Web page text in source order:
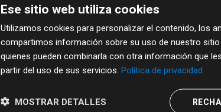
Ese sitio web utiliza cookies
Utilizamos cookies para personalizar el contenido, los
compartimos información sobre su uso de nuestro
quienes pueden combinarla con otra información que
partir del uso de sus servicios. Política de privacidad
MOSTRAR DETALLES